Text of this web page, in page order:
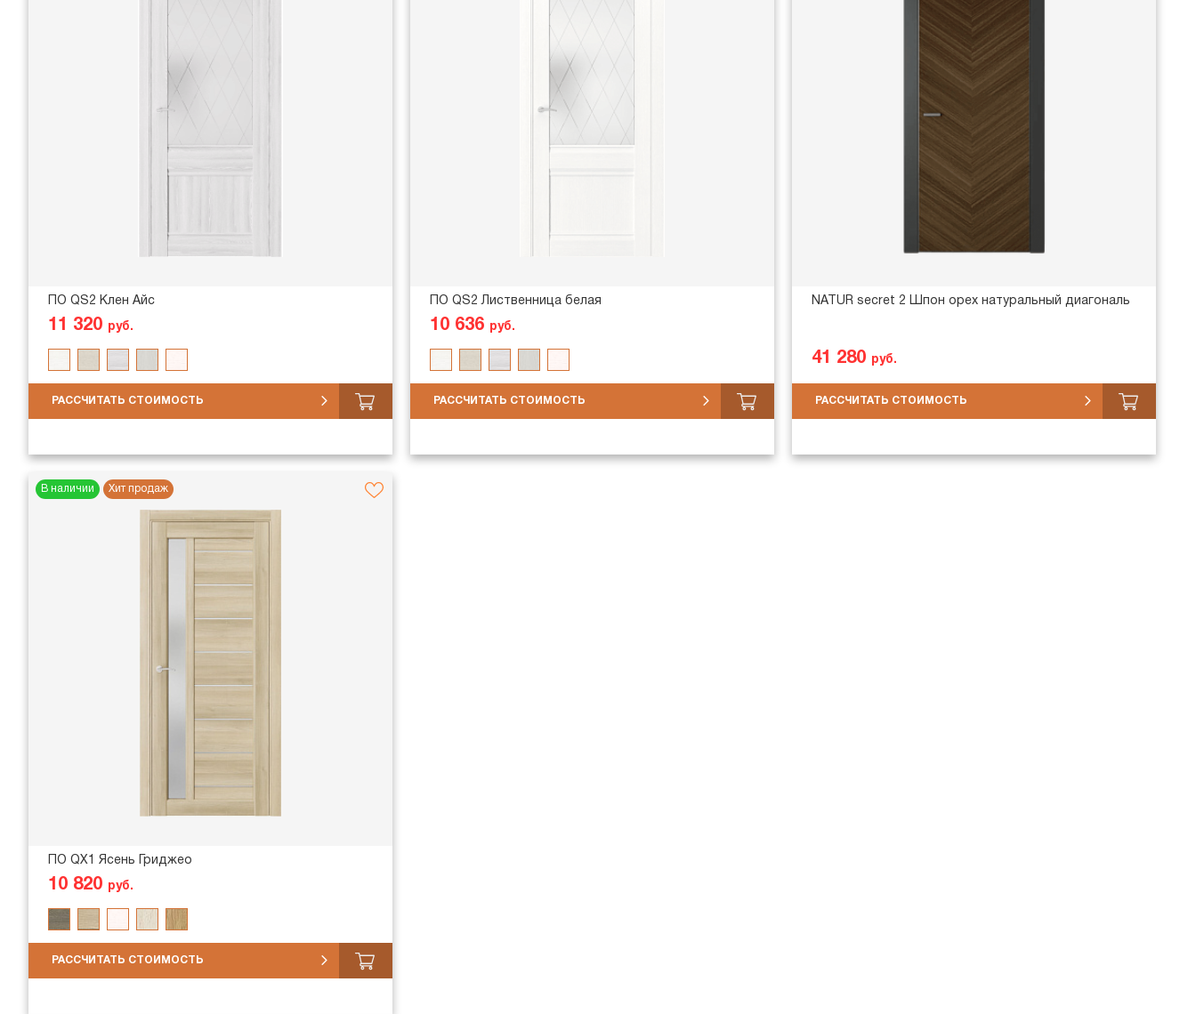
ПО QS2 Клен Айс
11 320 руб.
РАССЧИТАТЬ СТОИМОСТЬ
ПО QS2 Лиственница белая
10 636 руб.
РАССЧИТАТЬ СТОИМОСТЬ
NATUR secret 2 Шпон орех натуральный диагональ
41 280 руб.
РАССЧИТАТЬ СТОИМОСТЬ
В наличии Хит продаж
ПО QX1 Ясень Гриджео
10 820 руб.
РАССЧИТАТЬ СТОИМОСТЬ